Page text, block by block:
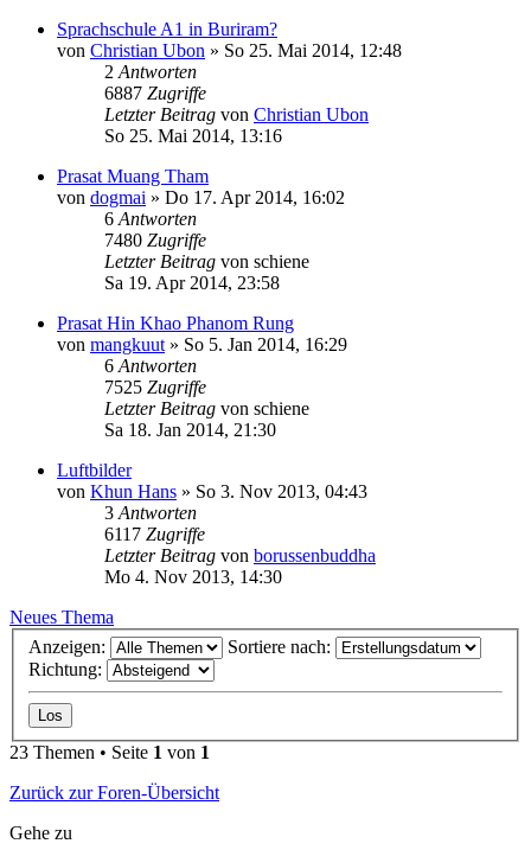
Sprachschule A1 in Buriram?
von Christian Ubon » So 25. Mai 2014, 12:48
2 Antworten
6887 Zugriffe
Letzter Beitrag von Christian Ubon
So 25. Mai 2014, 13:16
Prasat Muang Tham
von dogmai » Do 17. Apr 2014, 16:02
6 Antworten
7480 Zugriffe
Letzter Beitrag von schiene
Sa 19. Apr 2014, 23:58
Prasat Hin Khao Phanom Rung
von mangkuut » So 5. Jan 2014, 16:29
6 Antworten
7525 Zugriffe
Letzter Beitrag von schiene
Sa 18. Jan 2014, 21:30
Luftbilder
von Khun Hans » So 3. Nov 2013, 04:43
3 Antworten
6117 Zugriffe
Letzter Beitrag von borussenbuddha
Mo 4. Nov 2013, 14:30
Neues Thema
Anzeigen:
Sortiere nach:
Richtung:
23 Themen • Seite 1 von 1
Zurück zur Foren-Übersicht
Gehe zu